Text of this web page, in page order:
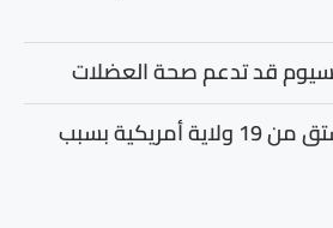
قد تدعم صحة العضلات
سحب دفعة زبدة فستق من 19 ولاية أمريكية بسبب